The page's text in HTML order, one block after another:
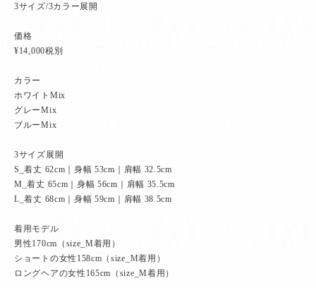
3サイズ/3カラー展開
価格
¥14,000税別
カラー
ホワイトMix
グレーMix
ブルーMix
3サイズ展開
S_着丈 62cm｜身幅 53cm｜肩幅 32.5cm
M_着丈 65cm｜身幅 56cm｜肩幅 35.5cm
L_着丈 68cm｜身幅 59cm｜肩幅 38.5cm
着用モデル
男性170cm（size_M着用）
ショートの女性158cm（size_M着用）
ロングヘアの女性165cm（size_M着用）